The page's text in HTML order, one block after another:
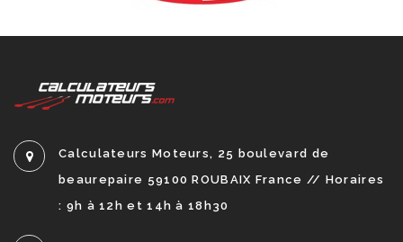
Calculateurs Moteurs, 25 boulevard de
beaurepaire 59100 ROUBAIX France // Horaires
: 9h à 12h et 14h à 18h30